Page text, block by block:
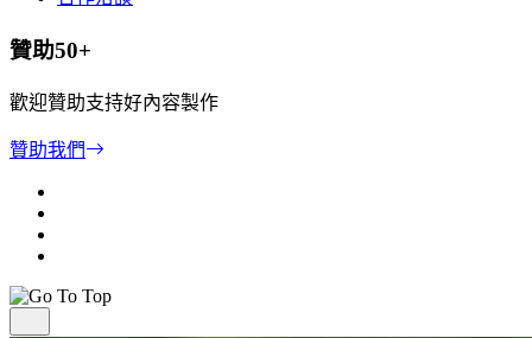
贊助50+
歡迎贊助支持好內容製作
贊助我們